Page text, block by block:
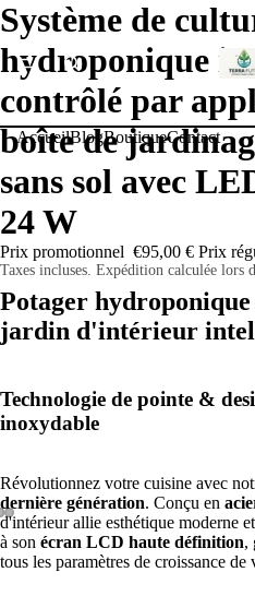
AccueilBlogBoutiqueContact
Système de
hydroponique
contrôlé par
boîte de
sans sol avec
24 W
Prix promotionnel €95,00 € Prix
Taxes incluses. Expédition calculée lors
Potager
jardin d'intérieur
Technologie de pointe &
inoxydable
Révolutionnez votre cuisine avec
dernière génération. Conçu en
d'intérieur allie esthétique moderne
à son écran LCD haute définition,
tous les paramètres de croissance de